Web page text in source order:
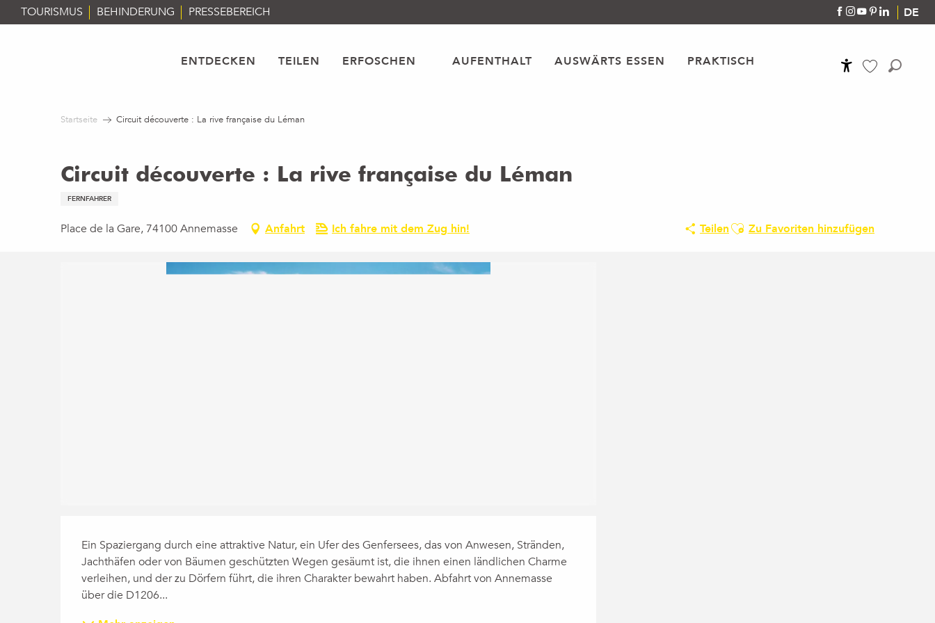
Aller
au
DE
TOURISMUS BEHINDERUNG PRESSEBEREICH
ENTDECKEN TEILEN ERFOSCHEN AUFENTHALT AUSWÄRTS ESSEN PRAKTISCH
Startseite Circuit découverte : La rive française du Léman
Circuit découverte : La rive française du Léman
FERNFAHRER
Place de la Gare, 74100 Annemasse Anfahrt Ich fahre mit dem Zug hin! TeilenAjouter aux favoris
Zu Favoriten hinzufügen
Beschreibung
Ein Spaziergang durch eine attraktive Natur, ein Ufer des Genfersees, das von Anwesen, Stränden,
Jachthäfen oder von Bäumen geschützten Wegen gesäumt ist, die ihnen einen ländlichen Charme
verleihen, und der zu Dörfern führt, die ihren Charakter bewahrt haben. Abfahrt von Annemasse
über die D1206...